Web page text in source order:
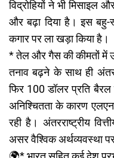
विद्रोहियों ने भी मिसाइल
और बढ़ा दिया है। इस बहु-
कगार पर ला खड़ा किया है।
* तेल और गैस की कीमतों में
तनाव बढ़ने के साथ ही
फिर 100 डॉलर प्रति
अनिश्चितता के कारण
रही है। अंतरराष्ट्रीय
असर वैश्विक अर्थव्यवस्था